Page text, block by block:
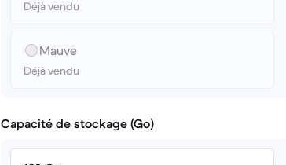
Déjà vendu
Mauve
Déjà vendu
Capacité de stockage (Go)